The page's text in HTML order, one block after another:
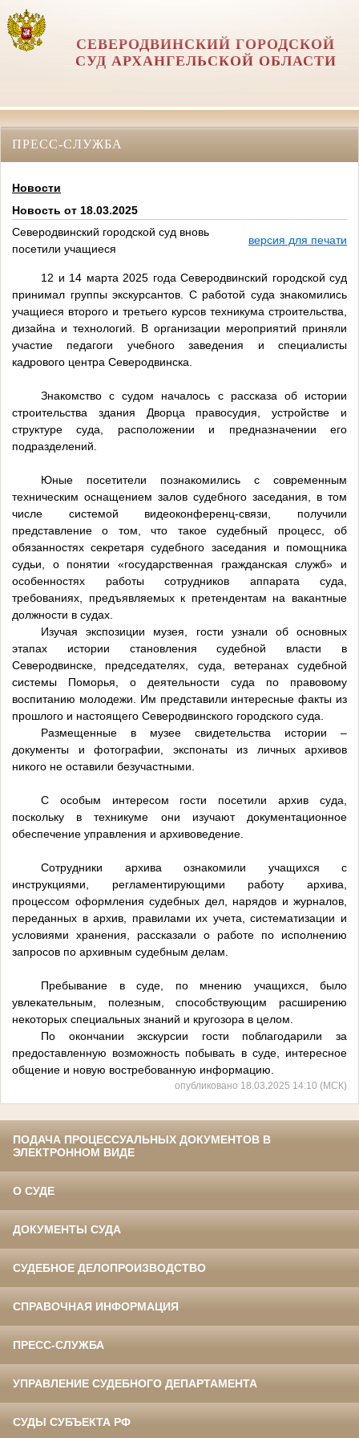
СЕВЕРОДВИНСКИЙ ГОРОДСКОЙ
СУД АРХАНГЕЛЬСКОЙ ОБЛАСТИ
ПРЕСС-СЛУЖБА
Новости
Новость от 18.03.2025
Северодвинский городской суд вновь
посетили учащиеся
версия для печати
12 и 14 марта 2025 года Северодвинский городской суд
принимал группы экскурсантов. С работой суда знакомились
учащиеся второго и третьего курсов техникума строительства,
дизайна и технологий. В организации мероприятий приняли
участие педагоги учебного заведения и специалисты
кадрового центра Северодвинска.
Знакомство с судом началось с рассказа об истории
строительства здания Дворца правосудия, устройстве и
структуре суда, расположении и предназначении его
подразделений.
Юные посетители познакомились с современным
техническим оснащением залов судебного заседания, в том
числе системой видеоконференц-связи, получили
представление о том, что такое судебный процесс, об
обязанностях секретаря судебного заседания и помощника
судьи, о понятии «государственная гражданская служб» и
особенностях работы сотрудников аппарата суда,
требованиях, предъявляемых к претендентам на вакантные
должности в судах.
Изучая экспозиции музея, гости узнали об основных
этапах истории становления судебной власти в
Северодвинске, председателях, суда, ветеранах судебной
системы Поморья, о деятельности суда по правовому
воспитанию молодежи. Им представили интересные факты из
прошлого и настоящего Северодвинского городского суда.
Размещенные в музее свидетельства истории –
документы и фотографии, экспонаты из личных архивов
никого не оставили безучастными.
С особым интересом гости посетили архив суда,
поскольку в техникуме они изучают документационное
обеспечение управления и архивоведение.
Сотрудники архива ознакомили учащихся с
инструкциями, регламентирующими работу архива,
процессом оформления судебных дел, нарядов и журналов,
переданных в архив, правилами их учета, систематизации и
условиями хранения, рассказали о работе по исполнению
запросов по архивным судебным делам.
Пребывание в суде, по мнению учащихся, было
увлекательным, полезным, способствующим расширению
некоторых специальных знаний и кругозора в целом.
По окончании экскурсии гости поблагодарили за
предоставленную возможность побывать в суде, интересное
общение и новую востребованную информацию.
опубликовано 18.03.2025 14:10 (МСК)
ПОДАЧА ПРОЦЕССУАЛЬНЫХ ДОКУМЕНТОВ В
ЭЛЕКТРОННОМ ВИДЕ
О СУДЕ
ДОКУМЕНТЫ СУДА
СУДЕБНОЕ ДЕЛОПРОИЗВОДСТВО
СПРАВОЧНАЯ ИНФОРМАЦИЯ
ПРЕСС-СЛУЖБА
УПРАВЛЕНИЕ СУДЕБНОГО ДЕПАРТАМЕНТА
СУДЫ СУБЪЕКТА РФ